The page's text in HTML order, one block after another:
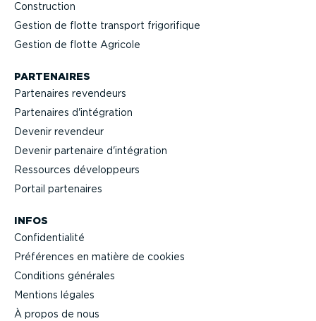
Construction
Gestion de flotte transport frigo­ri­fique
Gestion de flotte Agricole
PARTENAIRES
Partenaires revendeurs
Partenaires d'intégration
Devenir revendeur
Devenir partenaire d'intégration
Ressources dévelop­peurs
Portail partenaires
INFOS
Confi­den­tialité
Préférences en matière de cookies
Conditions générales
Mentions légales
À propos de nous